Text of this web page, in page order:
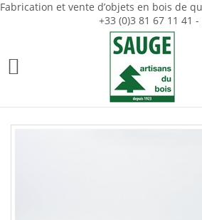
Fabrication et vente d’objets en bois de
+33 (0)3 81 67 11 41
